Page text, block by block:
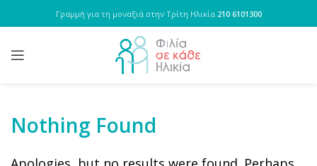
Γραμμή για τη μοναξιά στην Τρίτη Ηλικία 210 6101300
Nothing Found